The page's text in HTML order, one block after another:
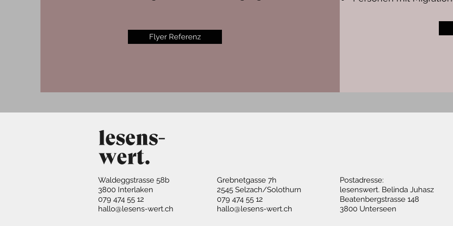
Flyer Referenz
Waldeggstrasse 58b
3800 Interlaken
079 474 55 12
hallo@lesens-wert.ch
Grebnetgasse 7h
2545 Selzach/Solothurn
079 474 55 12
hallo@lesens-wert.ch
Postadresse:
​lesenswert. Belinda Juhasz
Beatenbergstrasse 148
3800 Unterseen